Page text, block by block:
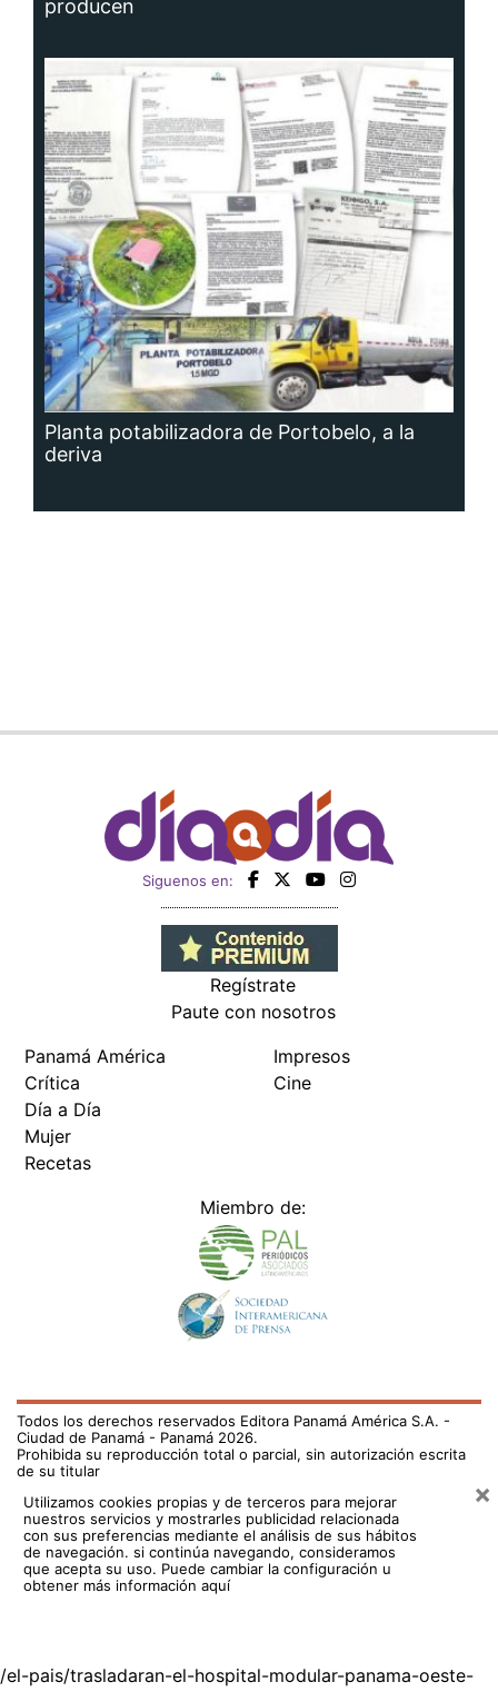
producen
Planta potabilizadora de Portobelo, a la
deriva
Siguenos en:
Regístrate
Paute con nosotros
Panamá América
Crítica
Día a Día
Mujer
Recetas
Impresos
Cine
Miembro de:
Todos los derechos reservados Editora Panamá América S.A. -
Ciudad de Panamá - Panamá 2026.
Prohibida su reproducción total o parcial, sin autorización escrita
de su titular
Utilizamos cookies propias y de terceros para mejorar
nuestros servicios y mostrarles publicidad relacionada
con sus preferencias mediante el análisis de sus hábitos
de navegación. si continúa navegando, consideramos
que acepta su uso. Puede cambiar la configuración u
obtener más información aquí
×
/el-pais/trasladaran-el-hospital-modular-panama-oeste-